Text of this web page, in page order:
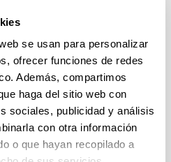
se usan para personalizar
ofrecer funciones de redes
Además, compartimos
haga del sitio web con
sociales, publicidad y análisis
con otra información
o que hayan recopilado a